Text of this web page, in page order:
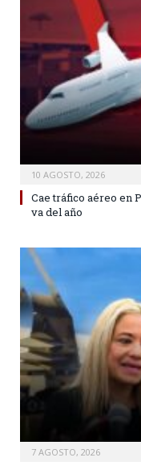
10 AGOSTO, 2026
Cae tráfico aéreo en
va del año
7 AGOSTO, 2026